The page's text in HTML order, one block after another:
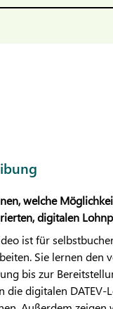
welche
digitalen
ist für
Sie lernen den
bis zur
die digitalen DATEV-